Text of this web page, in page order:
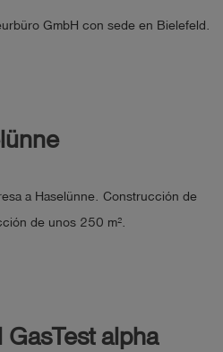
GmbH con sede en Bielefeld.
a Haselünne. Construcción de
de unos 250 m².
GasTest alpha